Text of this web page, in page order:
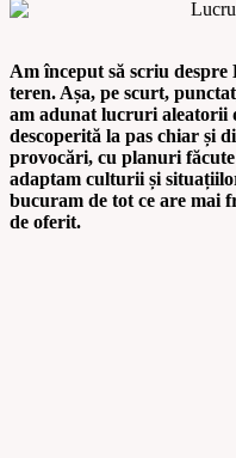
Am început să scriu
teren. Așa, pe scurt,
am adunat lucruri aleatorii
descoperită la pas chiar și
provocări, cu planuri făcute
adaptam culturii și
bucuram de tot ce are mai
de oferit.